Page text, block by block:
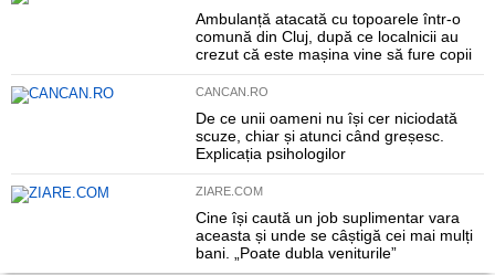
Ambulanță atacată cu topoarele într-o
comună din Cluj, după ce localnicii au
crezut că este mașina vine să fure copii
CANCAN.RO
De ce unii oameni nu își cer niciodată
scuze, chiar și atunci când greșesc.
Explicația psihologilor
ZIARE.COM
Cine își caută un job suplimentar vara
aceasta și unde se câștigă cei mai mulți
bani. „Poate dubla veniturile”